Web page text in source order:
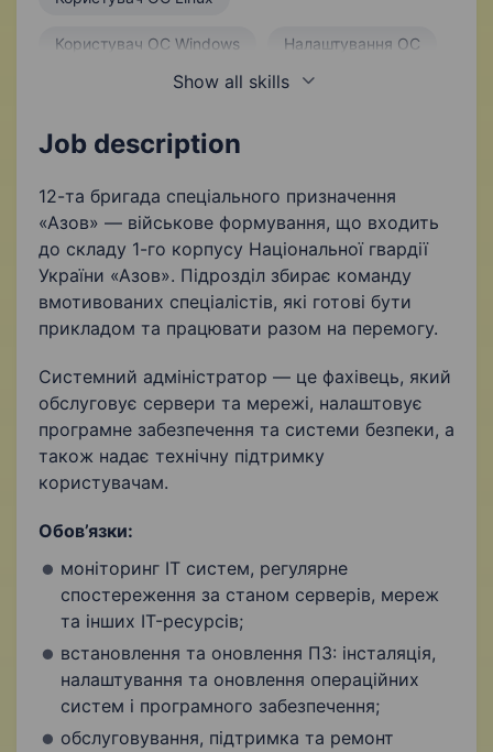
Користувач ОС Windows Налаштування ОС
Системне адміністрування
Адміністрування локальної мережі
Налаштування мережевого обладнання
Ведення документації
Налаштування антивірусного захисту
Технічна підтримка користувачів
Підбір персоналу
Налаштування маршрутизаторів
Налаштування комутаторів Продуктивність
Show all skills
Job description
12-та бригада спеціального призначення
«Азов» — військове формування, що входить
до складу 1-го корпусу Національної гвардії
України «Азов». Підрозділ збирає команду
вмотивованих спеціалістів, які готові бути
прикладом та працювати разом на перемогу.
Системний адміністратор — це фахівець, який
обслуговує сервери та мережі, налаштовує
програмне забезпечення та системи безпеки, а
також надає технічну підтримку
користувачам.
Обов’язки:
моніторинг IT систем, регулярне
спостереження за станом серверів, мереж
та інших IT-ресурсів;
встановлення та оновлення ПЗ: інсталяція,
налаштування та оновлення операційних
систем і програмного забезпечення;
обслуговування, підтримка та ремонт